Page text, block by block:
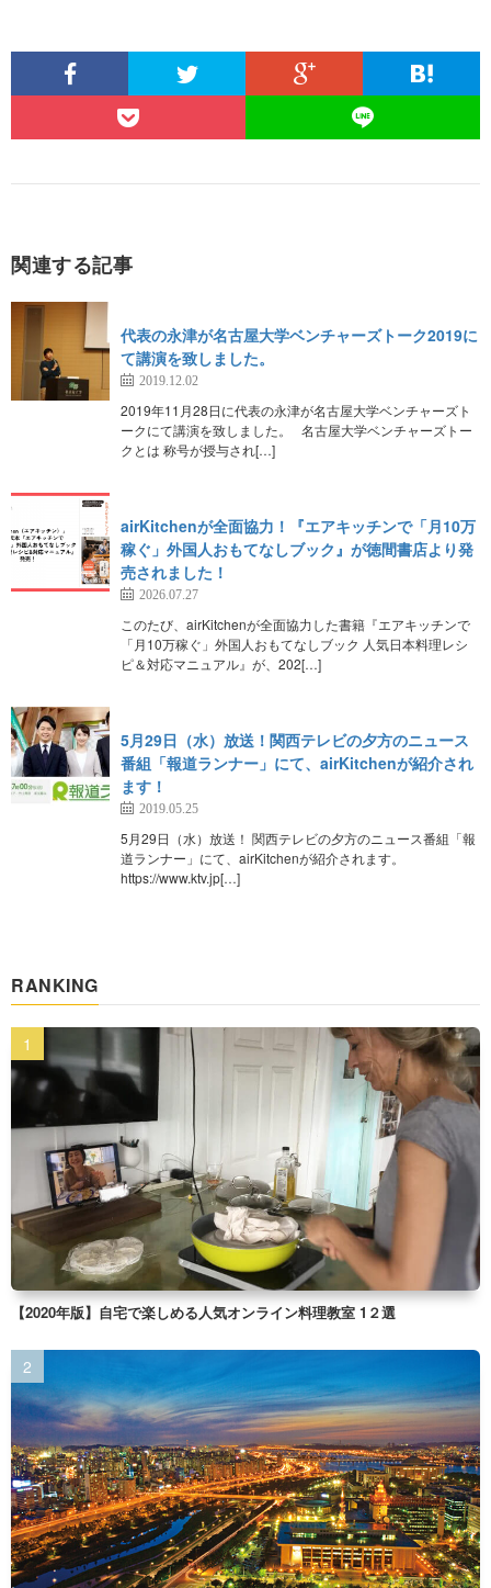
関連する記事
代表の永津が名古屋大学ベンチャーズトーク2019に
て講演を致しました。
2019.12.02
2019年11月28日に代表の永津が名古屋大学ベンチャーズト
ークにて講演を致しました。 名古屋大学ベンチャーズトー
クとは 称号が授与され[…]
airKitchenが全面協力！『エアキッチンで「月10万
稼ぐ」外国人おもてなしブック』が徳間書店より発
売されました！
2026.07.27
このたび、airKitchenが全面協力した書籍『エアキッチンで
「月10万稼ぐ」外国人おもてなしブック 人気日本料理レシ
ピ＆対応マニュアル』が、202[…]
5月29日（水）放送！関西テレビの夕方のニュース
番組「報道ランナー」にて、airKitchenが紹介され
ます！
2019.05.25
5月29日（水）放送！ 関西テレビの夕方のニュース番組「報
道ランナー」にて、airKitchenが紹介されます。
https://www.ktv.jp[…]
RANKING
【2020年版】自宅で楽しめる人気オンライン料理教室 1２選